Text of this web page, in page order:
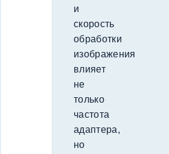
и
скорость
обработки
изображения
влияет
не
только
частота
адаптера,
но